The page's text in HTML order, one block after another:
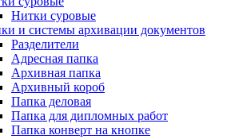
Нитки суровые
и системы архивации документов
Разделители
Адресная папка
Архивная папка
Архивный короб
Папка деловая
Папка для дипломных работ
Папка конверт на кнопке